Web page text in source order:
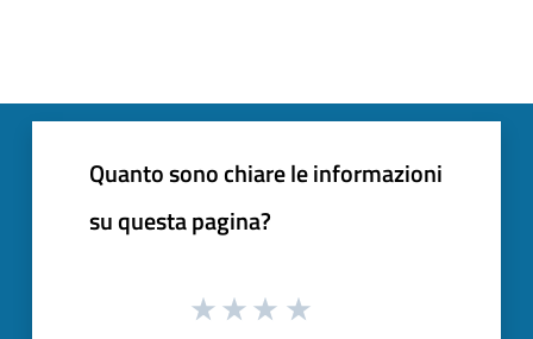
Quanto sono chiare le informazioni
su questa pagina?